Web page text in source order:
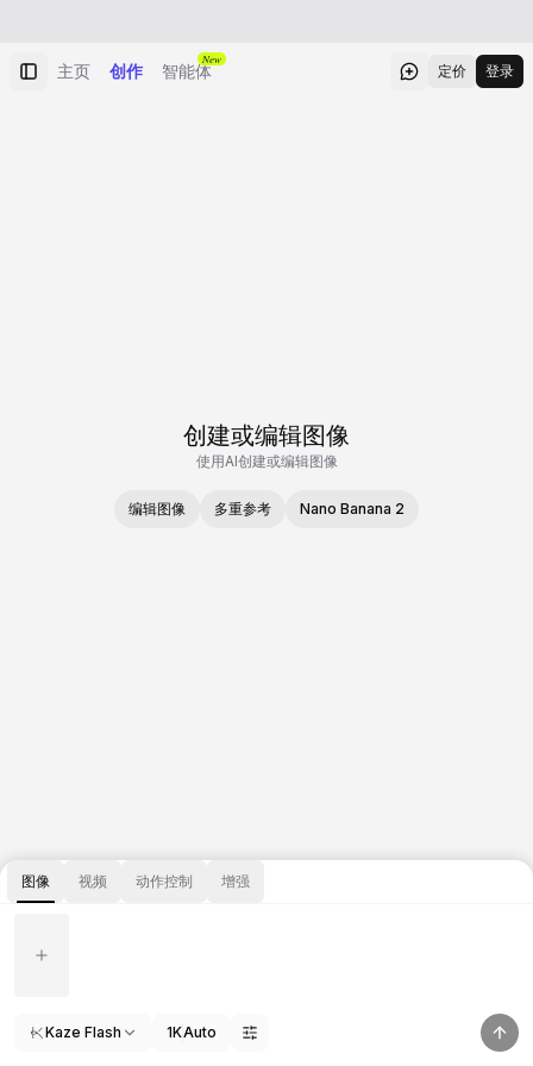
主页 创作 智能体
New
定价 登录
创建或编辑图像
使用AI创建或编辑图像
编辑图像 多重参考 Nano Banana 2
图像 视频 动作控制 增强
Kaze Flash 1KAuto